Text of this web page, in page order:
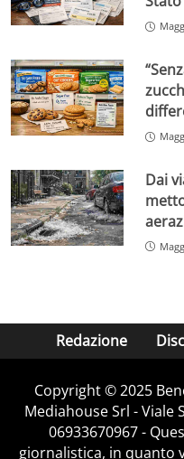
Dai
Redazione
Copyright © 2025
Mediahouse Srl - Viale
06933670967 -
giornalistica, in quanto